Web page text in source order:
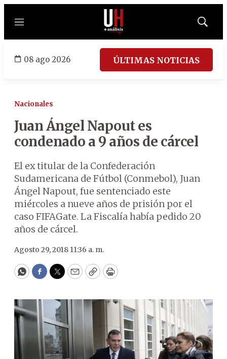
Menú
Mostrar
08 ago 2026 ÚLTIMAS NOTICIAS
Nacionales
Juan Ángel Napout es
condenado a 9 años de cárcel
El ex titular de la Confederación
Sudamericana de Fútbol (Conmebol), Juan
Ángel Napout, fue sentenciado este
miércoles a nueve años de prisión por el
caso FIFAGate. La Fiscalía había pedido 20
años de cárcel.
Agosto 29, 2018 11:36 a. m.
WhatsApp
Facebook
Twitter
EmailCopyPrint